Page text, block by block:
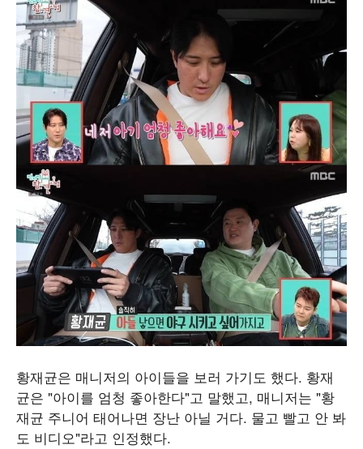
황재균은 매니저의 아이들을 보러 가기도 했다. 황재
균은 "아이를 엄청 좋아한다"고 말했고, 매니저는 "황
재균 주니어 태어나면 장난 아닐 거다. 물고 빨고 안 봐
도 비디오"라고 인정했다.